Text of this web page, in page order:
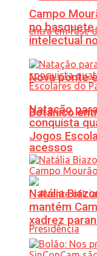
Nova ponte
Botânico
acessos
Campo
no
intelectual
Natação
conquista
Jogos
Natália
mantém
xadrez